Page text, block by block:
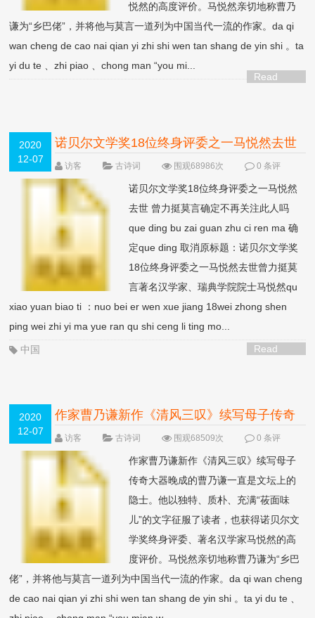
悦然的高度评价。马悦然亲切地称曹乃
谦为“乡巴佬”，并将他与莫言一道列为中国当代一流的作家。da qi
wan cheng de cao nai qian yi zhi shi wen tan shang de yin shi 。ta
yi du te 、zhi piao 、chong man “you mi...
Read
2020
12-07
诺贝尔文学奖18位终身评委之一马悦然去世
曾力挺莫言
访客 古诗词 围观68986次
0 条评
论
诺贝尔文学奖18位终身评委之一马悦然
去世 曾力挺莫言确定不再关注此人吗
que ding bu zai guan zhu ci ren ma 确
定que ding 取消原标题：诺贝尔文学奖
18位终身评委之一马悦然去世曾力挺莫
言著名汉学家、瑞典学院院士马悦然qu
xiao yuan biao ti ：nuo bei er wen xue jiang 18wei zhong shen
ping wei zhi yi ma yue ran qu shi ceng li ting mo...
Read
中国
2020
12-07
作家曹乃谦新作《清风三叹》续写母子传奇
访客 古诗词 围观68509次
0 条评
论
作家曹乃谦新作《清风三叹》续写母子
传奇大器晚成的曹乃谦一直是文坛上的
隐士。他以独特、质朴、充满“莜面味
儿”的文字征服了读者，也获得诺贝尔文
学奖终身评委、著名汉学家马悦然的高
度评价。马悦然亲切地称曹乃谦为“乡巴
佬”，并将他与莫言一道列为中国当代一流的作家。da qi wan cheng
de cao nai qian yi zhi shi wen tan shang de yin shi 。ta yi du te 、